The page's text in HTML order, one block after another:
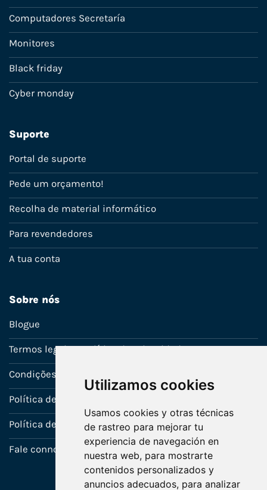
Utilizamos cookies
Usamos cookies y otras técnicas
de rastreo para mejorar tu
experiencia de navegación en
nuestra web, para mostrarte
contenidos personalizados y
anuncios adecuados, para analizar
Computadores Secretaría
Monitores
Black friday
Cyber monday
Suporte
Portal de suporte
Pede um orçamento!
Recolha de material informático
Para revendedores
A tua conta
Sobre nós
Blogue
Termos legais e política de privacidade
Condições de venda
Política de Garantia
Política de utilização de cookies
Fale connosco